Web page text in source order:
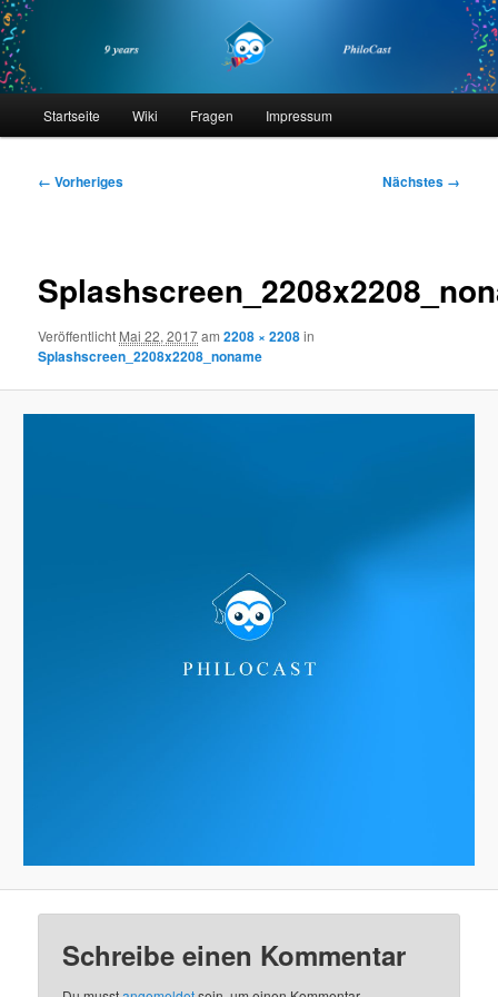
Zum
primären
Inhalt
springenphilocast
Startseite Wiki Fragen Impressum
Bilder-
← Vorheriges Nächstes →
Veröffentlicht Mai 22, 2017am2208 × 2208in
Splashscreen_2208x2208_noname
Schreibe einen Kommentar